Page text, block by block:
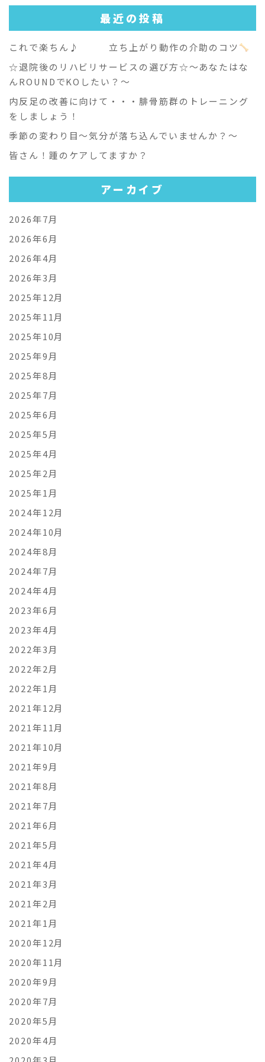
最近の投稿
これで楽ちん♪ 立ち上がり動作の介助のコツ
☆退院後のリハビリサービスの選び方☆～あなたはな
んROUNDでKOしたい？～
内反足の改善に向けて・・・腓骨筋群のトレーニング
をしましょう！
季節の変わり目～気分が落ち込んでいませんか？～
皆さん！踵のケアしてますか？
アーカイブ
2026年7月
2026年6月
2026年4月
2026年3月
2025年12月
2025年11月
2025年10月
2025年9月
2025年8月
2025年7月
2025年6月
2025年5月
2025年4月
2025年2月
2025年1月
2024年12月
2024年10月
2024年8月
2024年7月
2024年4月
2023年6月
2023年4月
2022年3月
2022年2月
2022年1月
2021年12月
2021年11月
2021年10月
2021年9月
2021年8月
2021年7月
2021年6月
2021年5月
2021年4月
2021年3月
2021年2月
2021年1月
2020年12月
2020年11月
2020年9月
2020年7月
2020年5月
2020年4月